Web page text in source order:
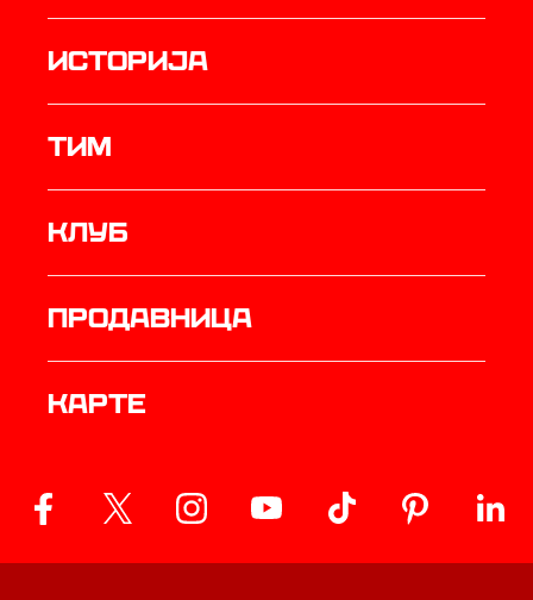
историја
ТИМ
Клуб
продавница
Карте